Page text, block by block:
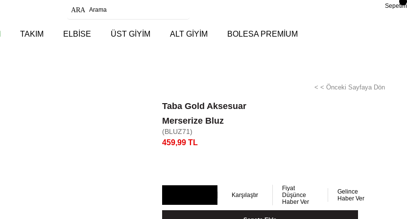
Sepetim
TAKIM ELBİSE ÜST GİYİM ALT GİYİM BOLESA PREMİUM
< < Önceki Sayfaya Dön
Taba Gold Aksesuar
Merserize Bluz
(BLUZ71)
459,99 TL
Karşılaştır
Fiyat
Düşünce
Haber Ver
Gelince
Haber Ver